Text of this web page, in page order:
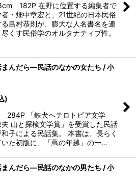
182P 在野に位置する編集者で
・畑中章宏と、21世紀の日本民俗
島村恭則が、膨大な人名書名を連
くす民俗学のオルタナティブ性。
まんだら―民話のなかの女たち / 小
)
「鉄犬ヘテロトピア文学
山と探検文学賞」を受賞した民話
子による民話集。 本書は、長らく
た初版に、「蔦の年越」の一…
まんだら―民話のなかの男たち / 小